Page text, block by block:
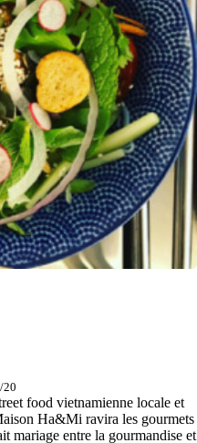
/20
food vietnamienne locale et
Ha&Mi ravira les gourmets
mariage entre la gourmandise et